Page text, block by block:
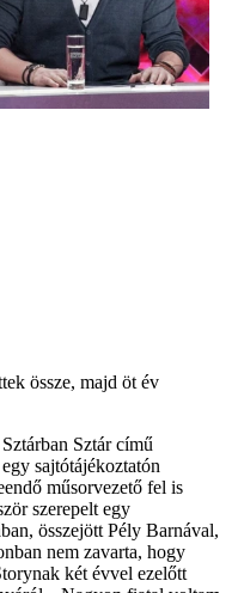
össze, majd öt év
Sztár című
sajtótájékoztatón
műsorvezető fel is
szerepelt egy
összejött Pély Barnával,
nem zavarta, hogy
két évvel ezelőtt